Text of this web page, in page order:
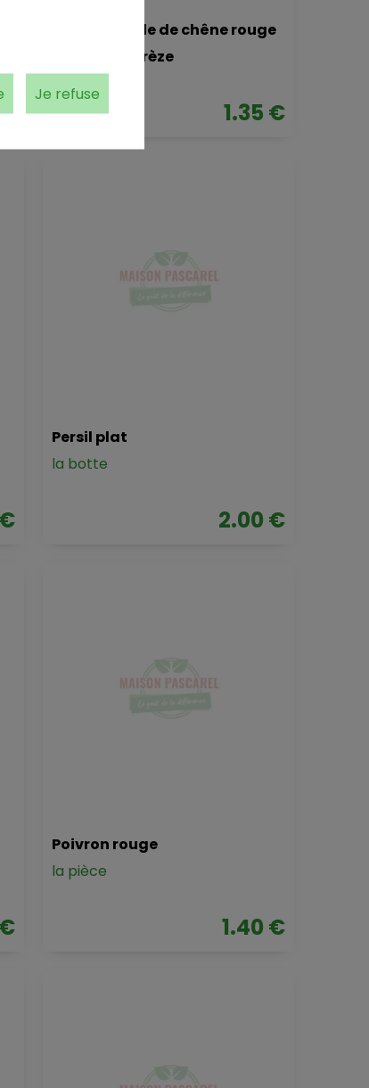
Salade feuille de chêne rouge
du Pays Corrèze
la pièce
1.35 €
Persil plat
la botte
2.00 €
Poivron rouge
la pièce
1.40 €
Je refuse